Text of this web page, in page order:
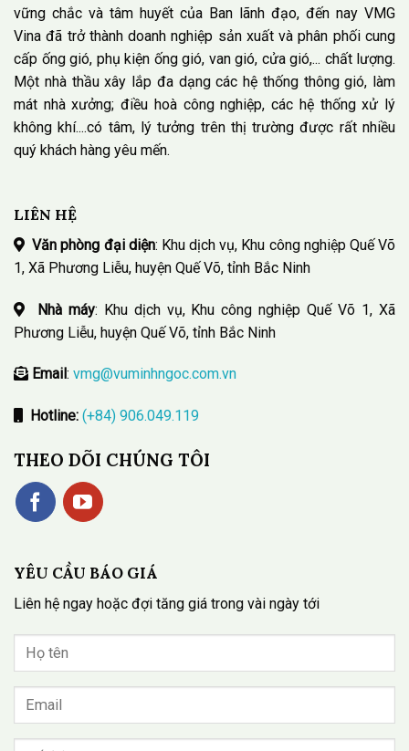
vững chắc và tâm huyết của Ban lãnh đạo, đến nay VMG
Vina đã trở thành doanh nghiệp sản xuất và phân phối cung
cấp ống gió, phụ kiện ống gió, van gió, cửa gió,... chất lượng.
Một nhà thầu xây lắp đa dạng các hệ thống thông gió, làm
mát nhà xưởng; điều hoà công nghiệp, các hệ thống xử lý
không khí....có tâm, lý tưởng trên thị trường được rất nhiều
quý khách hàng yêu mến.
LIÊN HỆ
Văn phòng đại diện: Khu dịch vụ, Khu công nghiệp Quế Võ
1, Xã Phương Liễu, huyện Quế Võ, tỉnh Bắc Ninh
Nhà máy: Khu dịch vụ, Khu công nghiệp Quế Võ 1, Xã
Phương Liễu, huyện Quế Võ, tỉnh Bắc Ninh
Email : vmg@vuminhngoc.com.vn
Hotline: (+84) 906.049.119
THEO DÕI CHÚNG TÔI
YÊU CẦU BÁO GIÁ
Liên hệ ngay hoặc đợi tăng giá trong vài ngày tới